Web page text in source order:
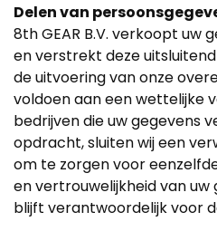
Delen van
8th GEAR B.V. verkoopt uw
en verstrekt deze
de uitvoering van onze
voldoen aan een wettelijke
bedrijven die uw gegevens
opdracht, sluiten wij een
om te zorgen voor
en vertrouwelijkheid van uw
blijft verantwoordelijk voor